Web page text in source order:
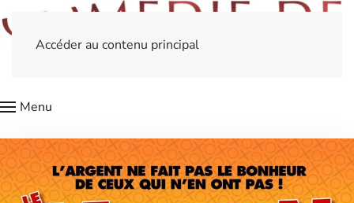
Accéder au contenu principal
Menu